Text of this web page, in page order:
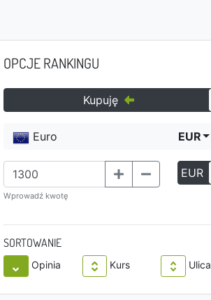
OPCJE RANKINGU
Kupuję
Euro EUR
Wprowadź kwotę
EUR
SORTOWANIE
Opinia Kurs Ulica